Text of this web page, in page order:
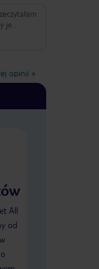
je
z
w
opinii »
All
od